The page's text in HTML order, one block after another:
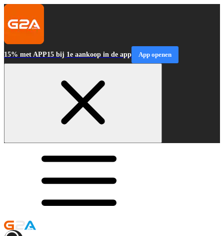
15% met APP15 bij 1e aankoop in de app App openen